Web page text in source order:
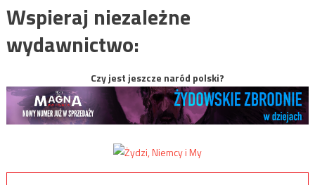
Wspieraj niezależne
wydawnictwo:
Czy jest jeszcze naród polski?